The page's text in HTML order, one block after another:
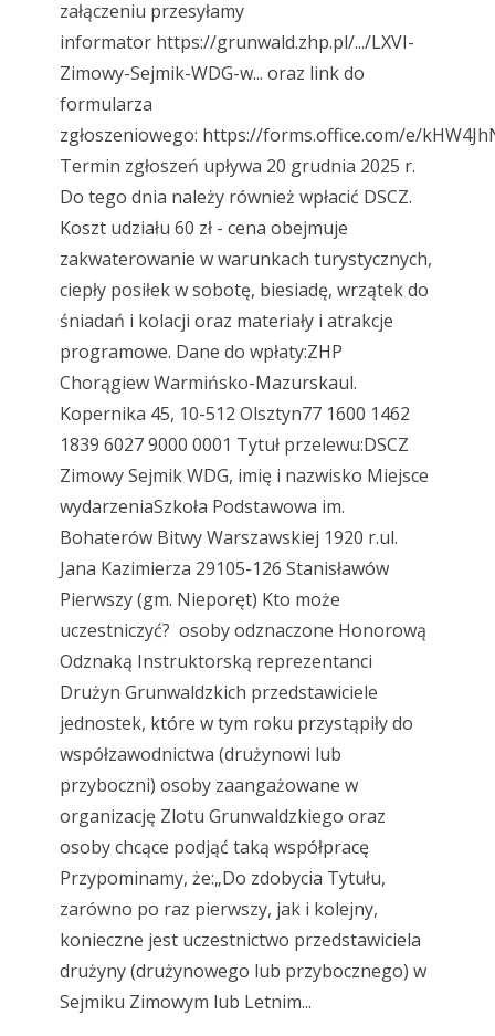
załączeniu przesyłamy
informator https://grunwald.zhp.pl/.../LXVI-
Zimowy-Sejmik-WDG-w... oraz link do
formularza
zgłoszeniowego: https://forms.office.com/e/
Termin zgłoszeń upływa 20 grudnia 2025 r.
Do tego dnia należy również wpłacić DSCZ.
Koszt udziału 60 zł - cena obejmuje
zakwaterowanie w warunkach turystycznych,
ciepły posiłek w sobotę, biesiadę, wrzątek do
śniadań i kolacji oraz materiały i atrakcje
programowe. Dane do wpłaty:ZHP
Chorągiew Warmińsko-Mazurskaul.
Kopernika 45, 10-512 Olsztyn77 1600 1462
1839 6027 9000 0001 Tytuł przelewu:DSCZ
Zimowy Sejmik WDG, imię i nazwisko Miejsce
wydarzeniaSzkoła Podstawowa im.
Bohaterów Bitwy Warszawskiej 1920 r.ul.
Jana Kazimierza 29105-126 Stanisławów
Pierwszy (gm. Nieporęt) Kto może
uczestniczyć? osoby odznaczone Honorową
Odznaką Instruktorską reprezentanci
Drużyn Grunwaldzkich przedstawiciele
jednostek, które w tym roku przystąpiły do
współzawodnictwa (drużynowi lub
przyboczni) osoby zaangażowane w
organizację Zlotu Grunwaldzkiego oraz
osoby chcące podjąć taką współpracę
Przypominamy, że:„Do zdobycia Tytułu,
zarówno po raz pierwszy, jak i kolejny,
konieczne jest uczestnictwo przedstawiciela
drużyny (drużynowego lub przybocznego) w
Sejmiku Zimowym lub Letnim...